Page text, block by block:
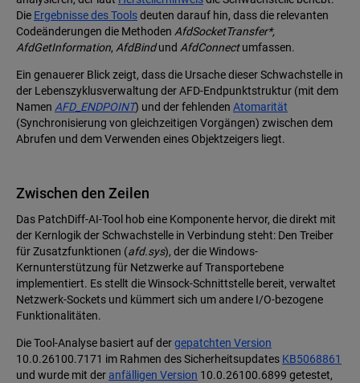
Die Ergebnisse des Toolsdeuten darauf hin, dass die relevanten
Codeänderungen die Methoden AfdSocketTransfer*,
AfdGetInformation, AfdBindund AfdConnectumfassen.
Ein genauerer Blick zeigt, dass die Ursache dieser Schwachstelle in
der Lebenszyklusverwaltung der AFD-Endpunktstruktur (mit dem
Namen AFD_ENDPOINT) und der fehlenden Atomarität
(Synchronisierung von gleichzeitigen Vorgängen) zwischen dem
Abrufen und dem Verwenden eines Objektzeigers liegt.
Zwischen den Zeilen
Das PatchDiff-AI-Tool hob eine Komponente hervor, die direkt mit
der Kernlogik der Schwachstelle in Verbindung steht: Den Treiber
für Zusatzfunktionen (afd.sys), der die Windows-
Kernunterstützung für Netzwerke auf Transportebene
implementiert. Es stellt die Winsock-Schnittstelle bereit, verwaltet
Netzwerk-Sockets und kümmert sich um andere I/O-bezogene
Funktionalitäten.
Die Tool-Analyse basiert auf dergepatchten Version
10.0.26100.7171 im Rahmen des Sicherheitsupdates KB5068861
und wurde mit deranfälligen Version 10.0.26100.6899 getestet,